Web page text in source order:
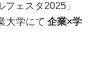
ェスタ2025」
大学にて 企業×学